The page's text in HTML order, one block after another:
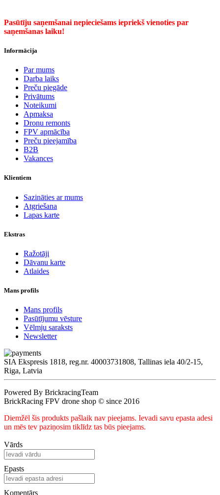
Pasūtīju saņemšanai nepieciešams iepriekš vienoties par
saņemšanas laiku!
Informācija
Par mums
Darba laiks
Preču piegāde
Privātums
Noteikumi
Apmaksa
Dronu remonts
FPV apmācība
Preču pieejamība
B2B
Vakances
Klientiem
Sazināties ar mums
Atgriešana
Lapas karte
Ekstras
Ražotāji
Dāvanu karte
Atlaides
Mans profils
Mans profils
Pasūtījumu vēsture
Vēlmju saraksts
Newsletter
SIA Ekspresis 1818, reg.nr. 40003731808, Tallinas iela 40/2-15,
Riga, Latvia
Powered By BrickracingTeam
BrickRacing FPV drone shop © since 2016
Diemžēl šis produkts pašlaik nav pieejams. Ievadi savu epasta adesi
un mēs tev paziņosim tiklīdz tas būs pieejams.
Vārds
Epasts
Komentārs